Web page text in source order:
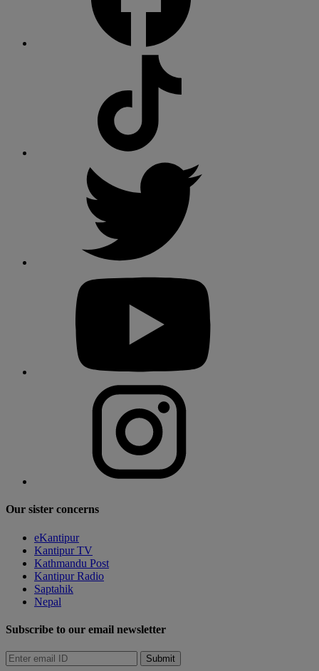
Our sister concerns
eKantipur
Kantipur TV
Kathmandu Post
Kantipur Radio
Saptahik
Nepal
Subscribe to our email newsletter
Submit